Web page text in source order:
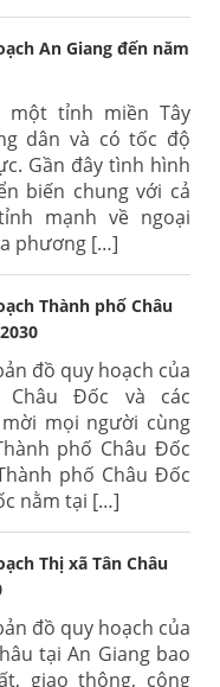
An Giang đến năm
một tỉnh miền Tây
dân và có tốc độ
Gần đây tình hình
biến chung với cả
mạnh về ngoại
phương […]
Thành phố Châu
đồ quy hoạch của
Châu Đốc và các
mọi người cùng
phố Châu Đốc
phố Châu Đốc
nằm tại […]
Thị xã Tân Châu
đồ quy hoạch của
tại An Giang bao
giao thông, công